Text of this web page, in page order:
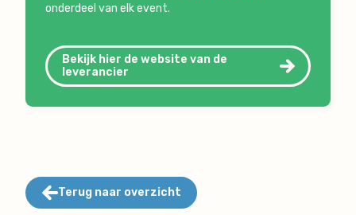
onderdeel van elk event.
Bekijk hier de website van de
leverancier
Terug naar overzicht